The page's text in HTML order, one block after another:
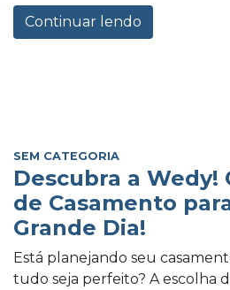
Continuar lendo
SEM CATEGORIA
Descubra a Wedy!
de Casamento
Grande Dia!
Está planejando seu
tudo seja perfeito? A escolha